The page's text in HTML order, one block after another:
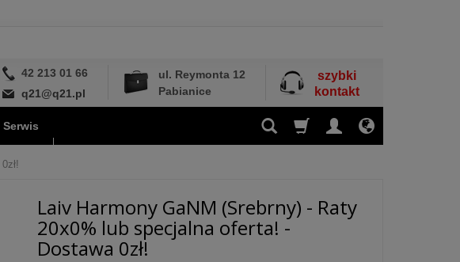
42 213 01 66
q21@q21.pl
ul. Reymonta 12
Pabianice
szybki
kontakt
Serwis
Laiv Harmony GaNM (Srebrny) - Raty
20x0% lub specjalna oferta! -
Dostawa 0zł!